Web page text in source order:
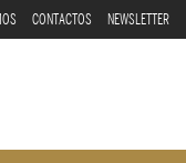
CONTACTOS NEWSLETTER